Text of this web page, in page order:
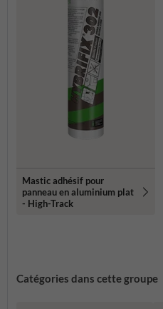
Mastic adhésif pour
panneau en aluminium plat
- High-Track
Catégories dans cette groupe